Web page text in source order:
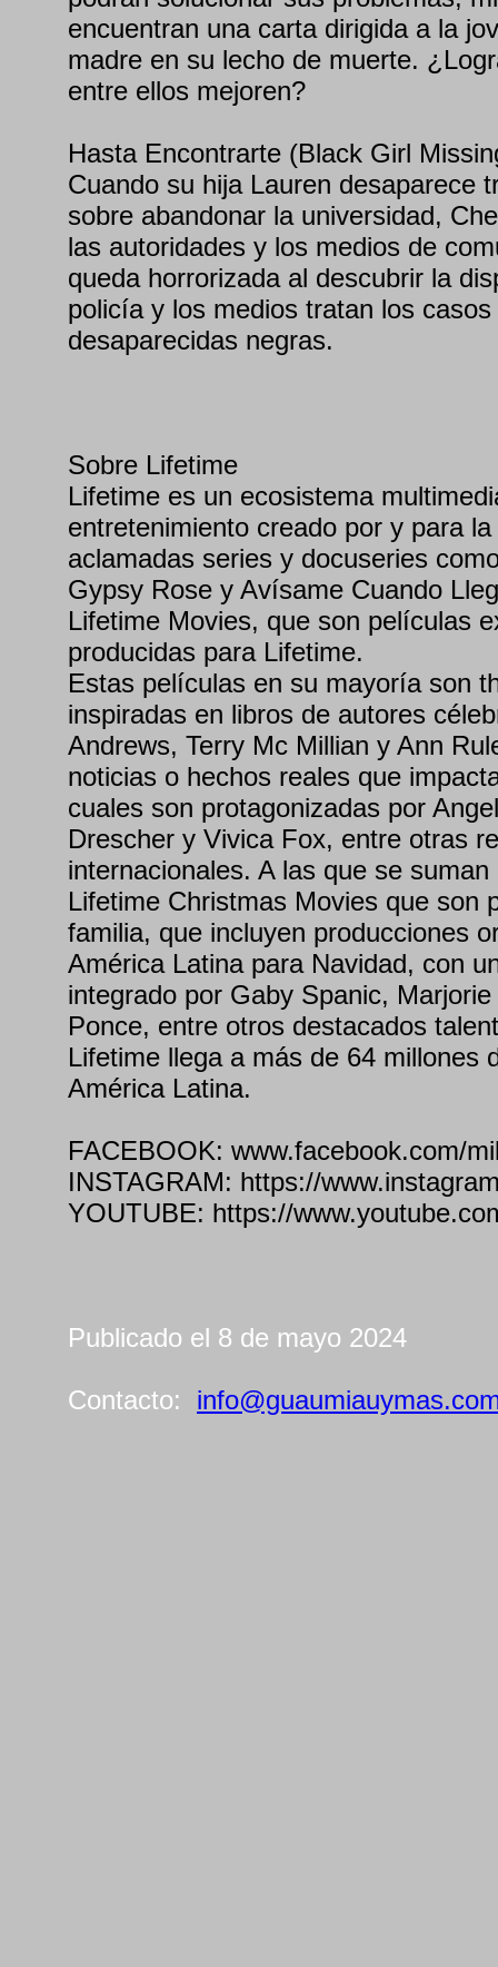
encuentran una carta dirigida a la
madre en su lecho de muerte.
entre ellos mejoren?
Hasta Encontrarte (Black Girl
Cuando su hija Lauren desaparece
sobre abandonar la universidad,
las autoridades y los medios de
queda horrorizada al descubrir la
policía y los medios tratan los
desaparecidas negras.
Sobre Lifetime
Lifetime es un ecosistema
entretenimiento creado por y para
aclamadas series y docuseries
Gypsy Rose y Avísame Cuando
Lifetime Movies, que son películas
producidas para Lifetime.
Estas películas en su mayoría son
inspiradas en libros de autores
Andrews, Terry Mc Millian y Ann
noticias o hechos reales que
cuales son protagonizadas por
Drescher y Vivica Fox, entre otras
internacionales. A las que se
Lifetime Christmas Movies que son
familia, que incluyen producciones
América Latina para Navidad, con
integrado por Gaby Spanic,
Ponce, entre otros destacados
Lifetime llega a más de 64 millones
América Latina.
FACEBOOK: www.facebook.com/
INSTAGRAM: https://
YOUTUBE: https://
Publicado el 8 de mayo 2024
Contacto: